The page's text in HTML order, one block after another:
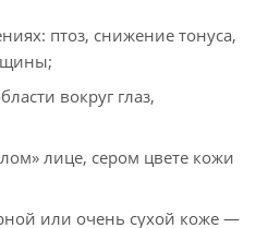
птоз, снижение тонуса,
вокруг глаз,
лице, сером цвете кожи
или очень сухой коже —